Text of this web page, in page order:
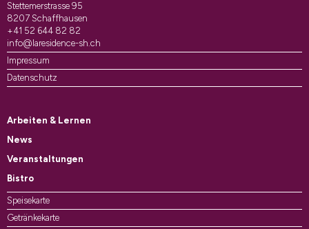
Stettemerstrasse 95
8207 Schaffhausen
+41 52 644 82 82
info@laresidence-sh.ch
Impressum
Datenschutz
Arbeiten & Lernen
News
Veranstaltungen
Bistro
Speisekarte
Getränkekarte